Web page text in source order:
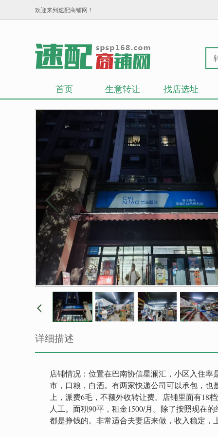
欢迎来到速配商铺网！
首页 生意转让 找店选址
详细描述
店铺情况：位置在巴南协信星澜汇，小区入住
市，口粮，白酒。有两家快递公司可以承包，
上，派费6毛，不额外收转让费。店铺里面有18
人工。面积90平，租金1500/月。除了按照现在
都是挣钱的。非常适合夫妻店来做，收入稳定，